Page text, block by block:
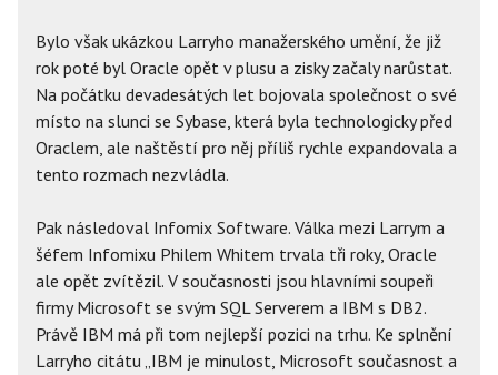
Bylo však ukázkou Larryho manažerského umění, že již
rok poté byl Oracle opět v plusu a zisky začaly narůstat.
Na počátku devadesátých let bojovala společnost o své
místo na slunci se Sybase, která byla technologicky před
Oraclem, ale naštěstí pro něj příliš rychle expandovala a
tento rozmach nezvládla.
Pak následoval Infomix Software. Válka mezi Larrym a
šéfem Infomixu Philem Whitem trvala tři roky, Oracle
ale opět zvítězil. V současnosti jsou hlavními soupeři
firmy Microsoft se svým SQL Serverem a IBM s DB2.
Právě IBM má při tom nejlepší pozici na trhu. Ke splnění
Larryho citátu „IBM je minulost, Microsoft současnost a